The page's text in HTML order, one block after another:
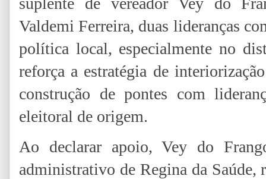
Valdemi Ferreira, duas lideranças
política local, especialmente no
reforça a estratégia de
construção de pontes com
eleitoral de origem.
Ao declarar apoio, Vey do
administrativo de Regina da Saúde,